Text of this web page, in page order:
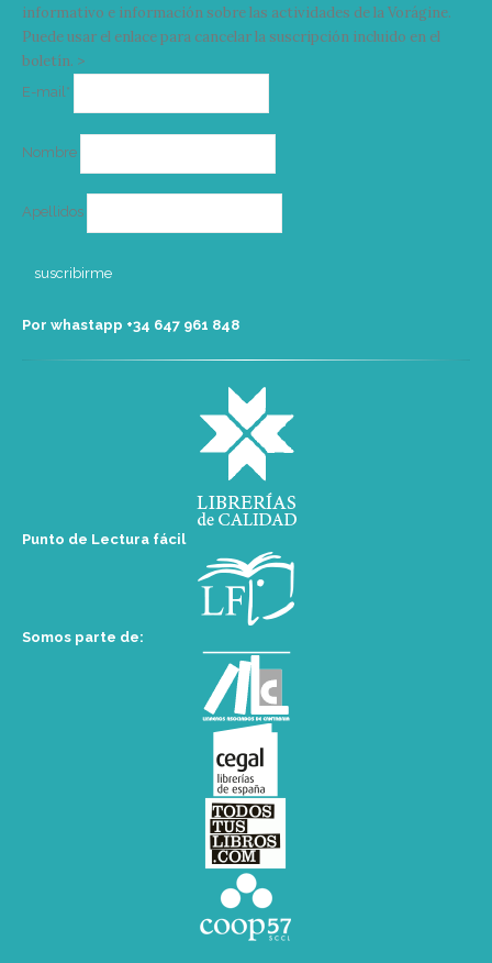
informativo e información sobre las actividades de la Vorágine.
Puede usar el enlace para cancelar la suscripción incluido en el
boletín. >
E-mail*
Nombre
Apellidos
Por whastapp +34 ‭647 961 848‬
Punto de Lectura fácil
Somos parte de: